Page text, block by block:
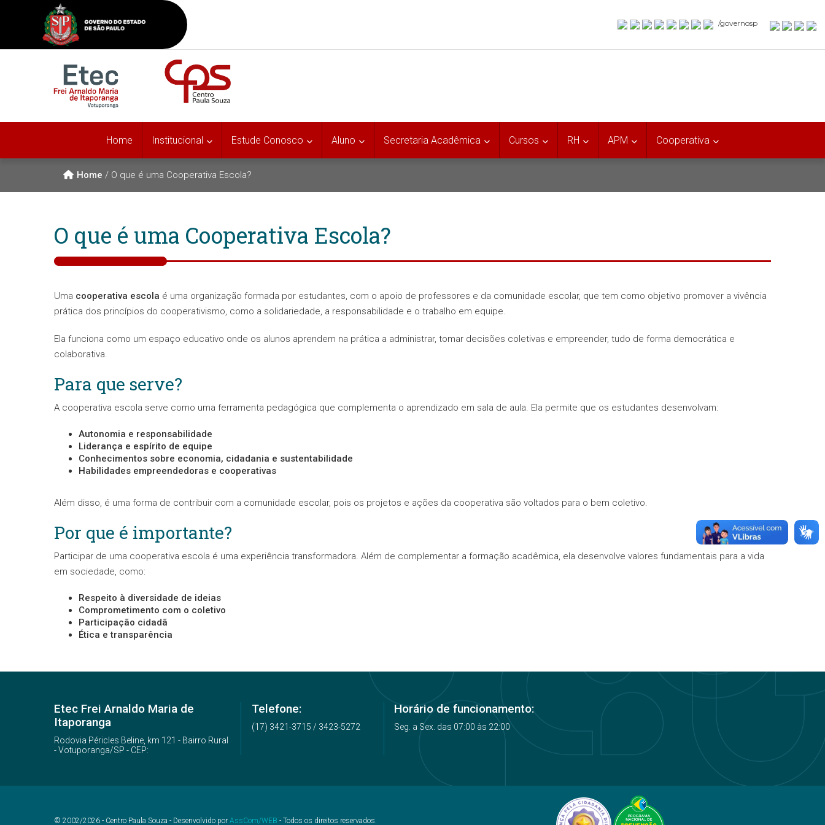
/governosp
Home Institucional Estude Conosco Aluno Secretaria Acadêmica Cursos RH APM Cooperativa
Home / O que é uma Cooperativa Escola?
O que é uma Cooperativa Escola?
Uma cooperativa escola é uma organização formada por estudantes, com o apoio de professores e da comunidade escolar, que tem como objetivo promover a vivência
prática dos princípios do cooperativismo, como a solidariedade, a responsabilidade e o trabalho em equipe.
Ela funciona como um espaço educativo onde os alunos aprendem na prática a administrar, tomar decisões coletivas e empreender, tudo de forma democrática e
colaborativa.
Para que serve?
A cooperativa escola serve como uma ferramenta pedagógica que complementa o aprendizado em sala de aula. Ela permite que os estudantes desenvolvam:
Autonomia e responsabilidade
Liderança e espírito de equipe
Conhecimentos sobre economia, cidadania e sustentabilidade
Habilidades empreendedoras e cooperativas
Além disso, é uma forma de contribuir com a comunidade escolar, pois os projetos e ações da cooperativa são voltados para o bem coletivo.
Por que é importante?
Participar de uma cooperativa escola é uma experiência transformadora. Além de complementar a formação acadêmica, ela desenvolve valores fundamentais para a vida
em sociedade, como:
Respeito à diversidade de ideias
Comprometimento com o coletivo
Participação cidadã
Ética e transparência
Etec Frei Arnaldo Maria de
Itaporanga
Rodovia Péricles Beline, km 121 - Bairro Rural
- Votuporanga/SP - CEP:
Telefone:
(17) 3421-3715 / 3423-5272
Horário de funcionamento:
Seg. a Sex. das 07:00 às 22:00
© 2002/2026 - Centro Paula Souza - Desenvolvido por AssCom/WEB - Todos os direitos reservados.